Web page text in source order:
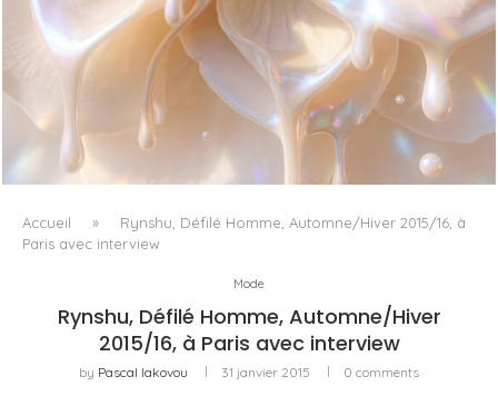
WHITE BLOOD, OU LE RETOUR DU FLORAL COMME
MATIÈRE VIVANTE
Accueil »
Rynshu, Défilé Homme, Automne/Hiver 2015/16, à
Paris avec interview
Mode
Rynshu, Défilé Homme, Automne/Hiver
2015/16, à Paris avec interview
by Pascal Iakovou 31 janvier 2015 0 comments